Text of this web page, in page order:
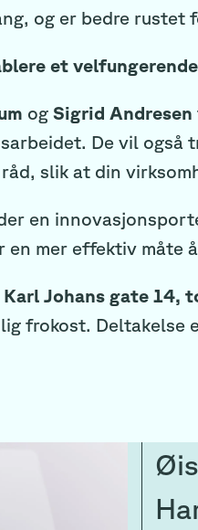
og er bedre rustet
et
og Sigrid Andresen
De vil også
slik at din
en
mer effektiv måte
Johans gate 14,
frokost. Deltakelse